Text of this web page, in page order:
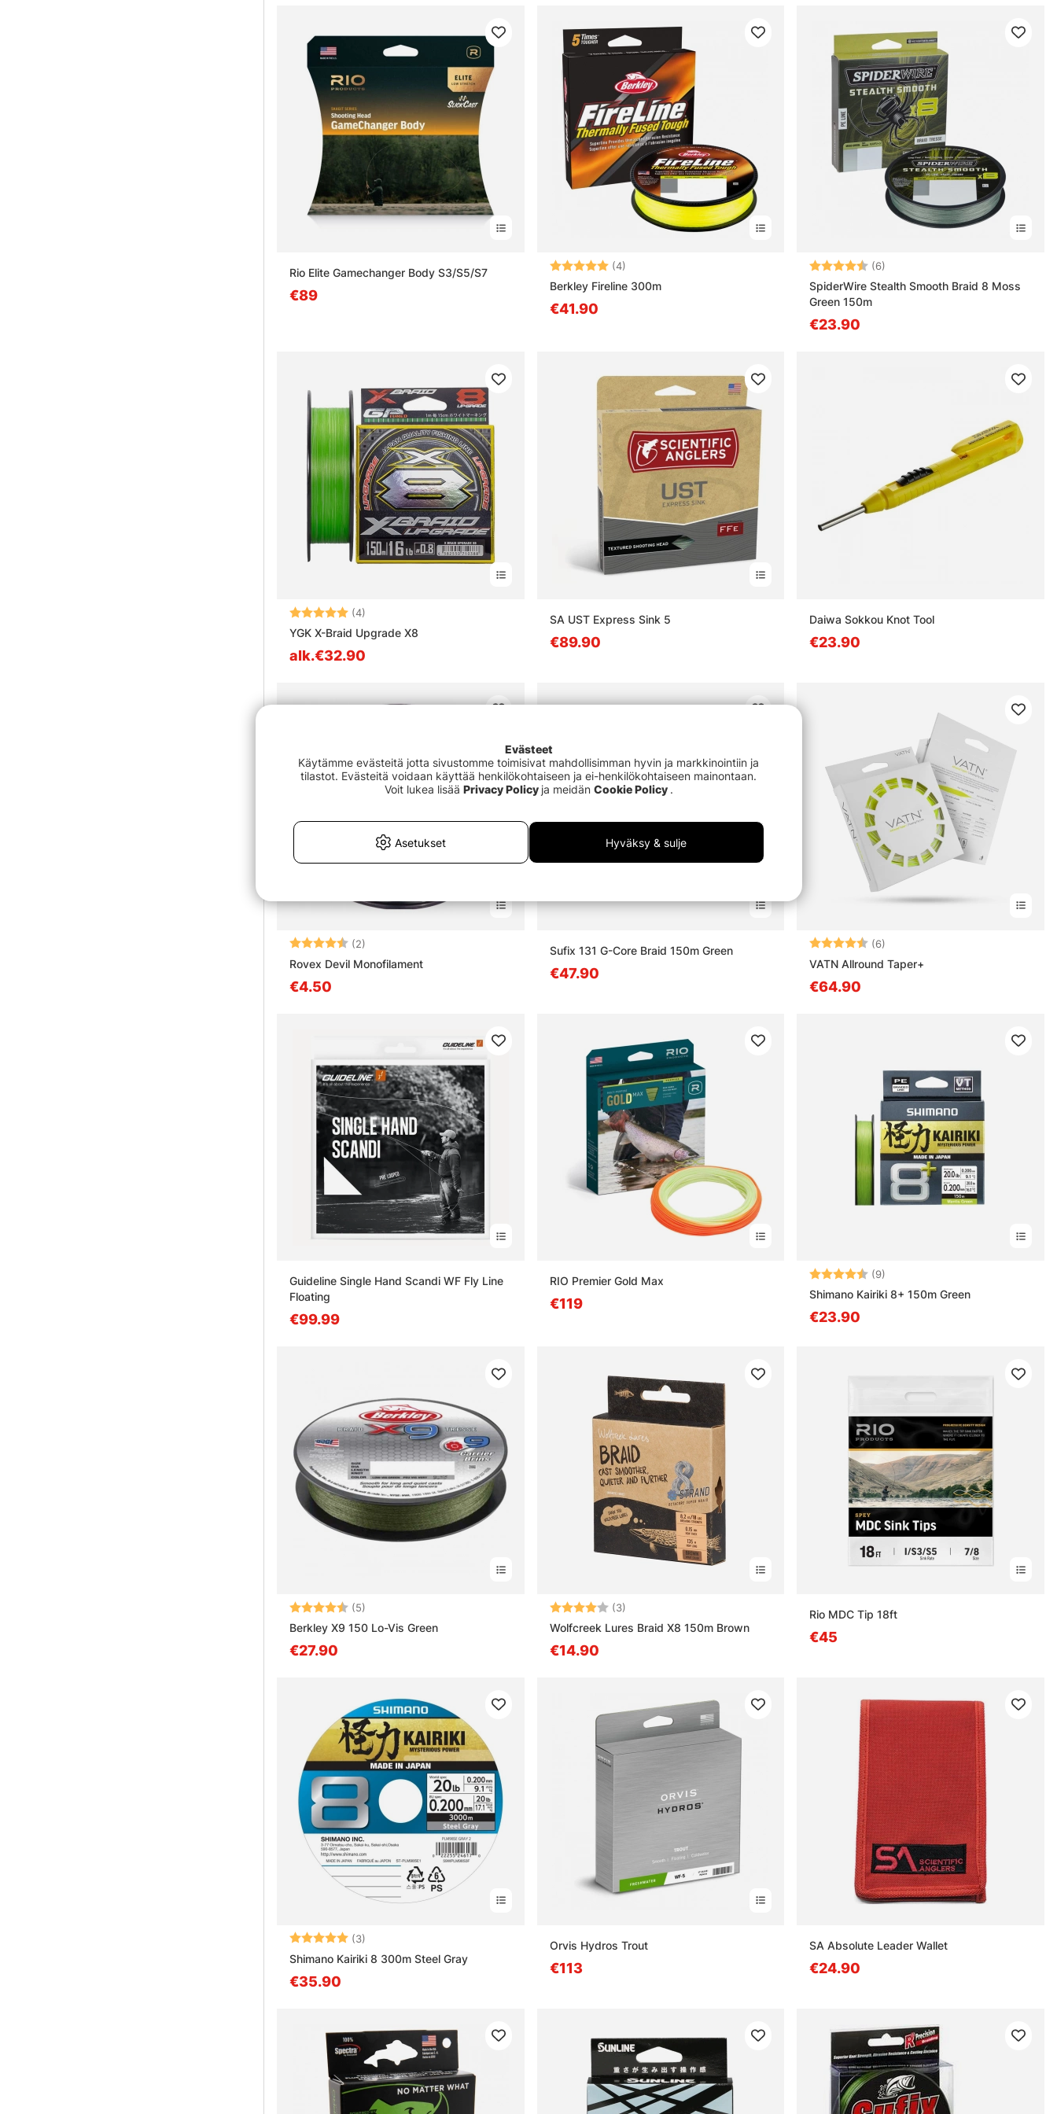
Rio Elite Gamechanger Body S3/S5/S7
€89
Arvio: (4)
Berkley Fireline 300m
€41.90
Arvio: (6)
SpiderWire Stealth Smooth Braid 8 Moss
Green 150m
€23.90
Arvio: (4)
YGK X-Braid Upgrade X8
alk.€32.90
SA UST Express Sink 5
€89.90
Daiwa Sokkou Knot Tool
€23.90
Arvio: (2)
Rovex Devil Monofilament
€4.50
Sufix 131 G-Core Braid 150m Green
€47.90
Arvio: (6)
VATN Allround Taper+
€64.90
Guideline Single Hand Scandi WF Fly Line
Floating
€99.99
RIO Premier Gold Max
€119
Arvio: (9)
Shimano Kairiki 8+ 150m Green
€23.90
Arvio: (5)
Berkley X9 150 Lo-Vis Green
€27.90
Arvio: (3)
Wolfcreek Lures Braid X8 150m Brown
€14.90
Rio MDC Tip 18ft
€45
Arvio: (3)
Shimano Kairiki 8 300m Steel Gray
€35.90
Orvis Hydros Trout
€113
SA Absolute Leader Wallet
€24.90
Evästeet
Käytämme evästeitä jotta sivustomme toimisivat mahdollisimman hyvin ja markkinointiin ja
tilastot. Evästeitä voidaan käyttää henkilökohtaiseen ja ei-henkilökohtaiseen mainontaan.
Voit lukea lisää Privacy Policy ja meidän Cookie Policy .
Asetukset Hyväksy & sulje